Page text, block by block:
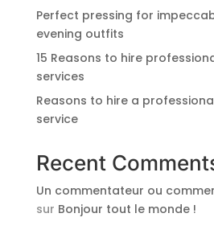
Perfect pressing for
evening outfits
15 Reasons to hire
services
Reasons to hire a
service
Recent
Un commentateur ou
sur Bonjour tout le monde !